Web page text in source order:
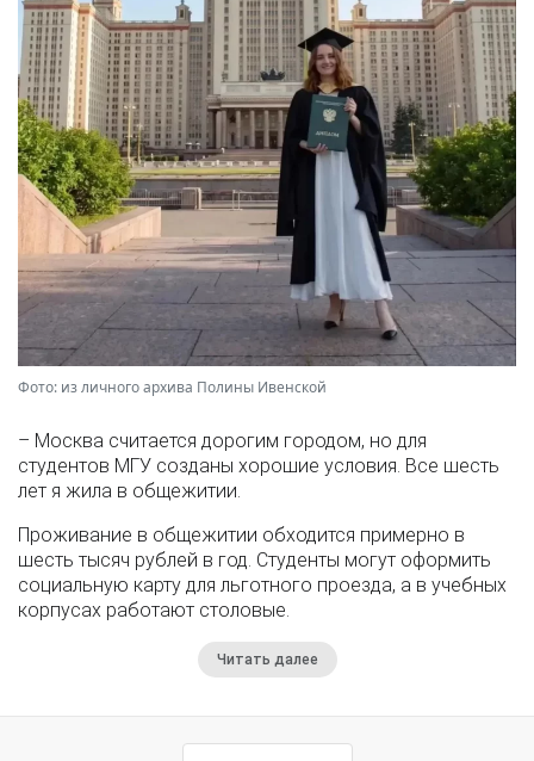
Фото: из личного архива Полины Ивенской
– Москва считается дорогим городом, но для
студентов МГУ созданы хорошие условия. Все шесть
лет я жила в общежитии.
Проживание в общежитии обходится примерно в
шесть тысяч рублей в год. Студенты могут оформить
социальную карту для льготного проезда, а в учебных
корпусах работают столовые.
Читать далее